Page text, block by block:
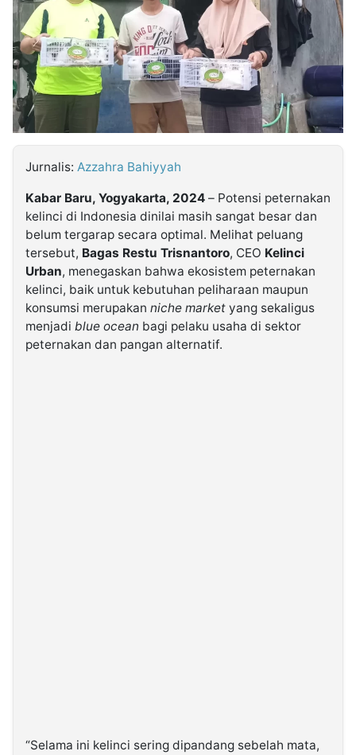
Insight
NTB
Suara
Time
Lens
IDN
Daily
Jogja
Jalan
Rakyat
Idealita
News
Kita
Notice
Radar
Baru
Seedbacklink
Follow
Kabarbaru
Kabarbaru.co
2026
Jurnalis: Azzahra Bahiyyah
Kabar Baru, Yogyakarta, 2024 – Potensi peternakan
kelinci di Indonesia dinilai masih sangat besar dan
belum tergarap secara optimal. Melihat peluang
tersebut, Bagas Restu Trisnantoro, CEO Kelinci
Urban, menegaskan bahwa ekosistem peternakan
kelinci, baik untuk kebutuhan peliharaan maupun
konsumsi merupakan niche market yang sekaligus
menjadi blue ocean bagi pelaku usaha di sektor
peternakan dan pangan alternatif.
“Selama ini kelinci sering dipandang sebelah mata,